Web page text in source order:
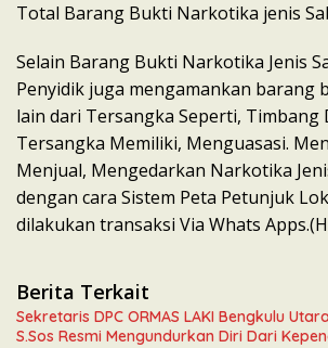
Total Barang Bukti Narkotika jenis
Selain Barang Bukti Narkotika Jenis
Penyidik juga mengamankan barang
lain dari Tersangka Seperti, Timbang
Tersangka Memiliki, Menguasasi.
Menjual, Mengedarkan Narkotika
dengan cara Sistem Peta Petunjuk
dilakukan transaksi Via Whats
Berita Terkait
Sekretaris DPC ORMAS LAKI Bengkulu
S.Sos Resmi Mengundurkan Diri Dari